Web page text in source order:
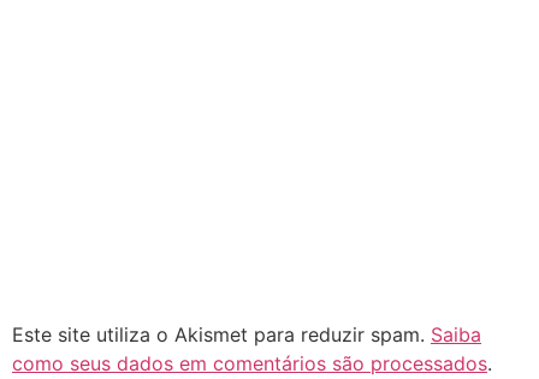
Este site utiliza o Akismet para reduzir spam. Saiba
como seus dados em comentários são processados.